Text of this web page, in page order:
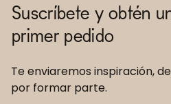
Suscríbete y obtén
primer pedido
Te enviaremos inspiración,
por formar parte.